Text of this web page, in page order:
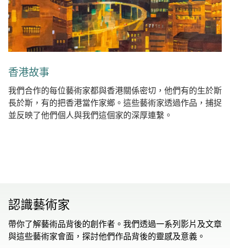
香港故事
我們合作的每位藝術家都與香港關係密切，他們有的生於斯
長於斯，有的把香港當作家鄉。這些藝術家透過作品，捕捉
並反映了他們個人與我們這個家的深厚連繫。
認識藝術家
帶你了解藝術品背後的創作者。我們透過一系列影片及文章
與這些藝術家會面，探討他們作品背後的靈感及意義。